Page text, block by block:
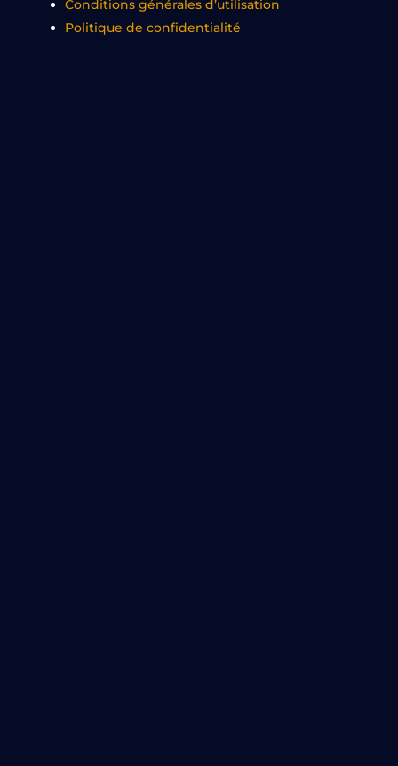
Conditions générales d’utilisation
Politique de confidentialité